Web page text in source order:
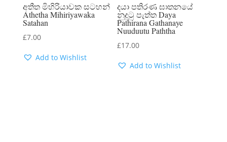
අතීත මිහිරියාවක සටහන්
Athetha Mihiriyawaka
Satahan
£7.00
Add to Wishlist
දයා පතිරණ ඝාතනයේ
නුදුටු පැත්ත Daya
Pathirana Gathanaye
Nuuduutu Paththa
£17.00
Add to Wishlist